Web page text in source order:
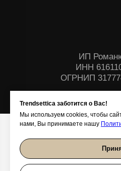
Trendsettica заботится о Вас!
Мы используем cookies, чтобы
нами, Вы принимаете нашу